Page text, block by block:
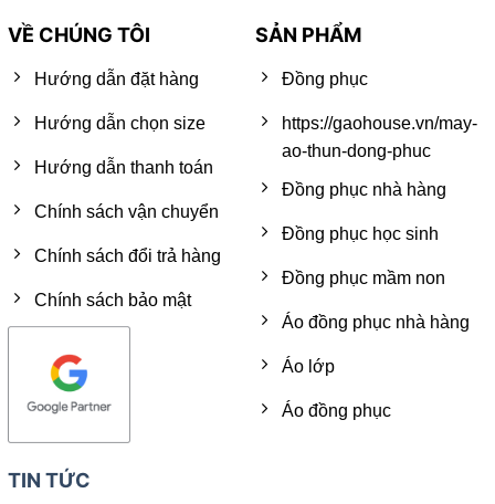
VỀ CHÚNG TÔI
Hướng dẫn đặt hàng
Hướng dẫn chọn size
Hướng dẫn thanh toán
Chính sách vận chuyển
Chính sách đổi trả hàng
Chính sách bảo mật
SẢN PHẨM
Đồng phục
https://gaohouse.vn/may-
ao-thun-dong-phuc
Đồng phục nhà hàng
Đồng phục học sinh
Đồng phục mầm non
Áo đồng phục nhà hàng
Áo lớp
Áo đồng phục
TIN TỨC